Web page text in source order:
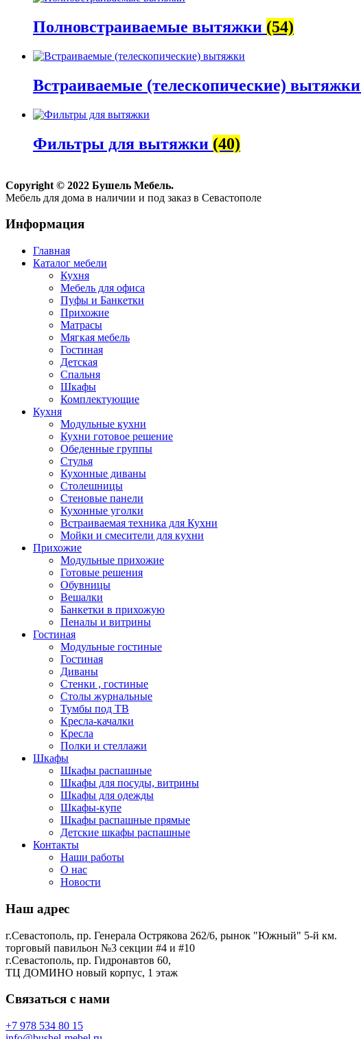
Полновстраиваемые вытяжки (54)
Встраиваемые (телескопические) вытяжки
Фильтры для вытяжки (40)
Copyright © 2022 Бушель Мебель.
Мебель для дома в наличии и под заказ в Севастополе
Информация
Главная
Каталог мебели
Кухня
Мебель для офиса
Пуфы и Банкетки
Прихожие
Матрасы
Мягкая мебель
Гостиная
Детская
Спальня
Шкафы
Комплектующие
Кухня
Модульные кухни
Кухни готовое решение
Обеденные группы
Стулья
Кухонные диваны
Столешницы
Стеновые панели
Кухонные уголки
Встраиваемая техника для Кухни
Мойки и смесители для кухни
Прихожие
Модульные прихожие
Готовые решения
Обувницы
Вешалки
Банкетки в прихожую
Пеналы и витрины
Гостиная
Модульные гостиные
Гостиная
Диваны
Стенки , гостиные
Столы журнальные
Тумбы под ТВ
Кресла-качалки
Кресла
Полки и стеллажи
Шкафы
Шкафы распашные
Шкафы для посуды, витрины
Шкафы для одежды
Шкафы-купе
Шкафы распашные прямые
Детские шкафы распашные
Контакты
Наши работы
О нас
Новости
Наш адрес
г.Севастополь, пр. Генерала Острякова 262/6, рынок "Южный" 5-й км.
торговый павильон №3 секции #4 и #10
г.Севастополь, пр. Гидронавтов 60,
ТЦ ДОМИНО новый корпус, 1 этаж
Связаться с нами
+7 978 534 80 15